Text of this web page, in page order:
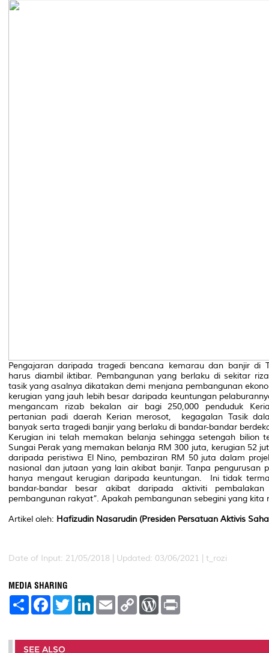
Pengajaran daripada tragedi bencana kemarau dan banjir di
harus diambil iktibar. Pembangunan yang berlaku di sekitar
tasik yang asalnya dikatakan demi menjana pembangunan
kerugian yang jauh lebih besar daripada keuntungan
mengancam rizab bekalan air bagi 250,000 penduduk
pertanian padi daerah Kerian merosot,
kegagalan Tasik
banyak serta tragedi banjir yang berlaku di bandar-bandar
Kerugian ini telah memakan belanja sehingga setengah bilion
Sungai Perak yang memakan belanja RM 300 juta, kerugian 52
daripada peristiwa El Nino, pembaziran RM 50 juta dalam
nasional dan jutaan yang lain akibat banjir. Tanpa pengurusan
hanya mengaut kerugian daripada keuntungan.
Ini tidak
bandar-bandar besar akibat daripada aktiviti
pembangunan rakyat”. Apakah pembangunan sebegini yang kita
Artikel oleh: Hafizudin Nasarudin (Presiden Persatuan Aktivis
Date of Input: 21/05/2018 | Updated: 03/06/2021 | t_rozi
MEDIA SHARING
S
e
F
a
b
o
T
w
t
L
e
E
m
l
C
L
W
P
t
SEE ALSO